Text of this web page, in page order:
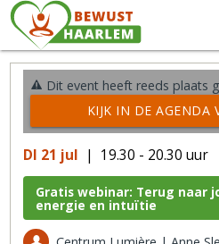
Dit event heeft reeds plaats
KIJK IN DE AGENDA
DI 21 jul | 19.30 - 20.30 uur
Gratis webinar: Terug naar
energie en intuïtie